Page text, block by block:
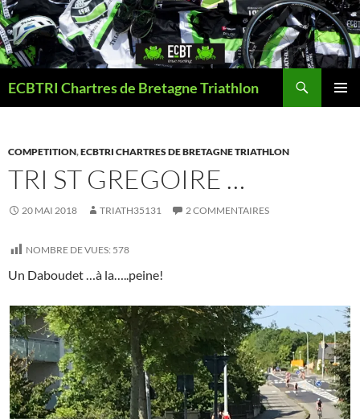
Aller
au
contenu
ECBTRI Chartres de Bretagne Triathlon
COMPETITION,ECBTRI CHARTRES DE BRETAGNE TRIATHLON
TRI ST GREGOIRE …
20 MAI 2018 TRIATH35131 2 COMMENTAIRES
NOMBRE DE VUES: 578
Un Daboudet …à la…..peine!